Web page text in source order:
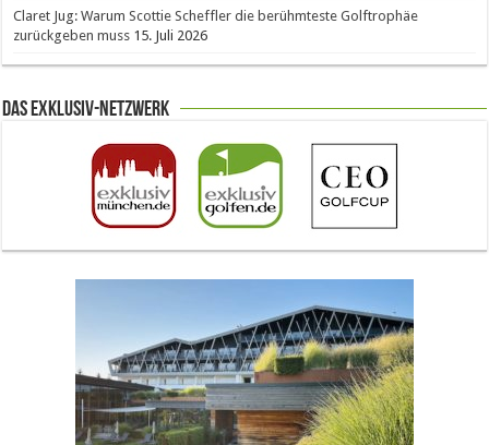
Claret Jug: Warum Scottie Scheffler die berühmteste Golftrophäe
zurückgeben muss 15. Juli 2026
Das Exklusiv-Netzwerk